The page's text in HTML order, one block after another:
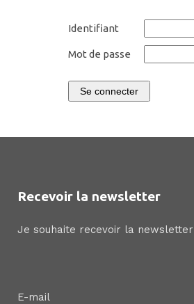
Identifiant
Mot de passe
Se connecter
Recevoir la newsletter
Je souhaite recevoir la newsletter
E-mail